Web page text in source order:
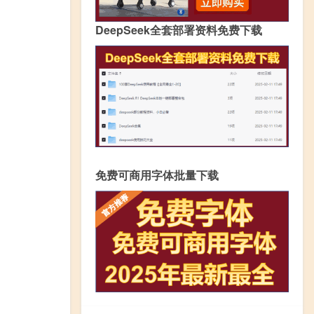
DeepSeek全套部署资料免费下载
免费可商用字体批量下载